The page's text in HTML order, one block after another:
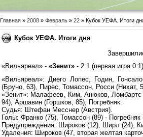
Главная » 2008 » Февраль » 22 » Кубок УЕФА. Итоги
Кубок УЕФА. Итоги дня
«Вильяреал» - «Зенит» - 2:1 (первая игра 0:1)
«Вильяреал»: Диего Лопес, Годин,
(Бруно, 63), Пирес, Томассон, Росси (Нихат,
«Зенит»: Малафеев, Ким, Анюков,
94), Аршавин (Горшков, 85), Погребняк.
Судья: Штефан Месснер (Австрия).
Голы: Франко (75), Томассон (89) - Погребняк
Предупреждения: Широков (12), Ширл (24),
Удаления: Широков (47, вторая желтая